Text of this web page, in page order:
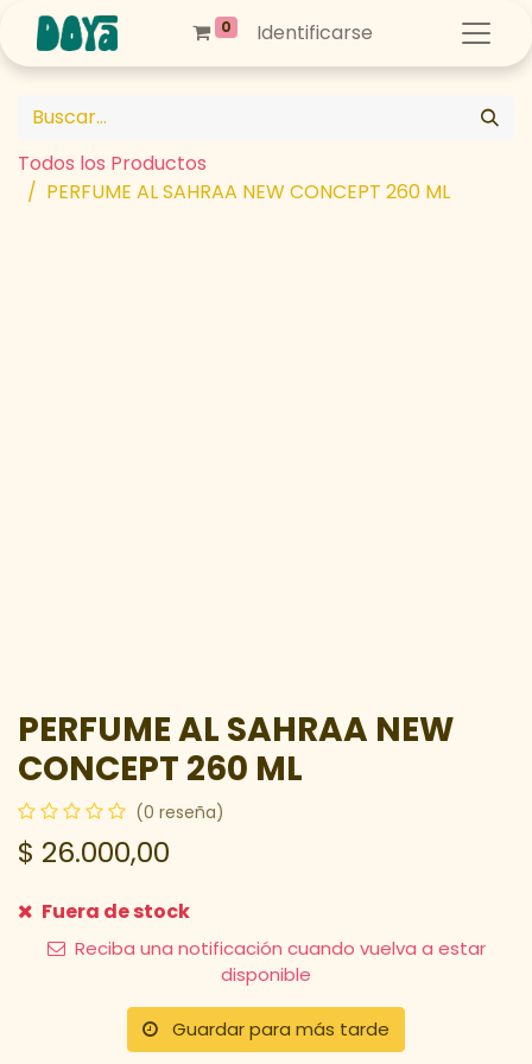
0 Identificarse
Todos los Productos
PERFUME AL SAHRAA NEW CONCEPT 260 ML
PERFUME AL SAHRAA NEW
CONCEPT 260 ML
(0 reseña)
$ 26.000,00
Fuera de stock
Reciba una notificación cuando vuelva a estar
disponible
Guardar para más tarde